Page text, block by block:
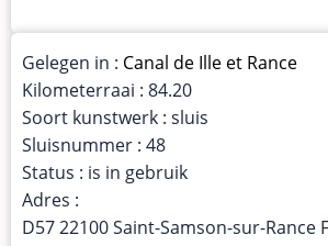
Gelegen in : Canal de Ille et Rance
Kilometerraai : 84.20
Soort kunstwerk : sluis
Sluisnummer : 48
Status : is in gebruik
Adres :
D57 22100 Saint-Samson-sur-Rance